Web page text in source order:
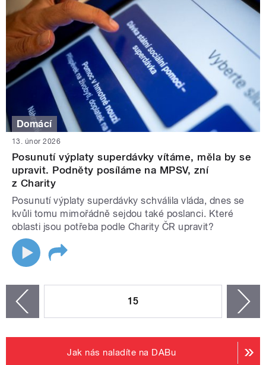
Domácí
13. únor 2026
Posunutí výplaty superdávky vítáme, měla by se
upravit. Podněty posíláme na MPSV, zní
z Charity
Posunutí výplaty superdávky schválila vláda, dnes se
kvůli tomu mimořádně sejdou také poslanci. Které
oblasti jsou potřeba podle Charity ČR upravit?
15
Jak nás naladíte na DABu